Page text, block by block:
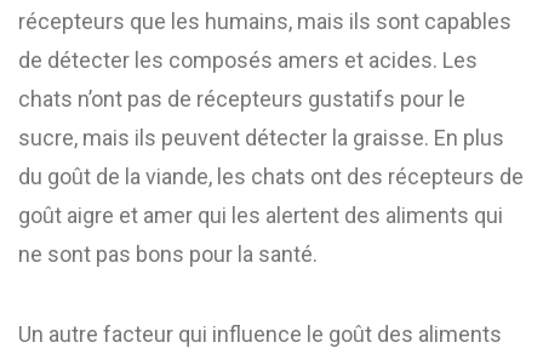
récepteurs que les humains, mais ils sont capables
de détecter les composés amers et acides. Les
chats n’ont pas de récepteurs gustatifs pour le
sucre, mais ils peuvent détecter la graisse. En plus
du goût de la viande, les chats ont des récepteurs de
goût aigre et amer qui les alertent des aliments qui
ne sont pas bons pour la santé.
Un autre facteur qui influence le goût des aliments